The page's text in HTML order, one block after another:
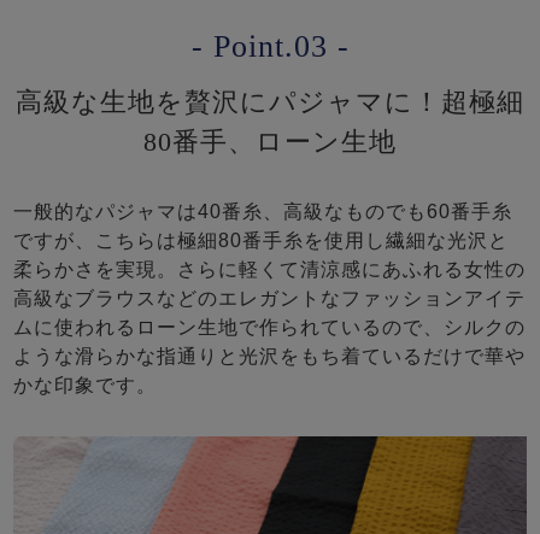
- Point.03 -
高級な生地を贅沢にパジャマに！超極細
80番手、ローン生地
一般的なパジャマは40番糸、高級なものでも60番手糸
ですが、こちらは極細80番手糸を使用し繊細な光沢と
柔らかさを実現。さらに軽くて清涼感にあふれる女性の
高級なブラウスなどのエレガントなファッションアイテ
ムに使われるローン生地で作られているので、シルクの
ような滑らかな指通りと光沢をもち着ているだけで華や
かな印象です。